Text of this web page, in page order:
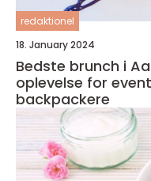
redaktionel
18. January 2024
Bedste brunch i
oplevelse for
backpackere